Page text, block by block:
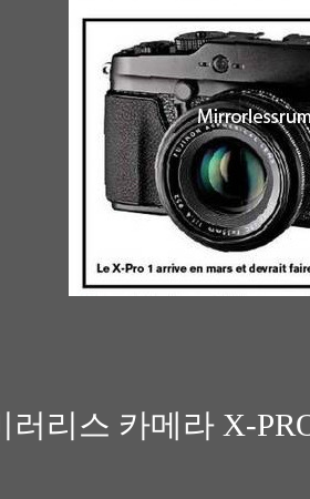
러리스 카메라 X-